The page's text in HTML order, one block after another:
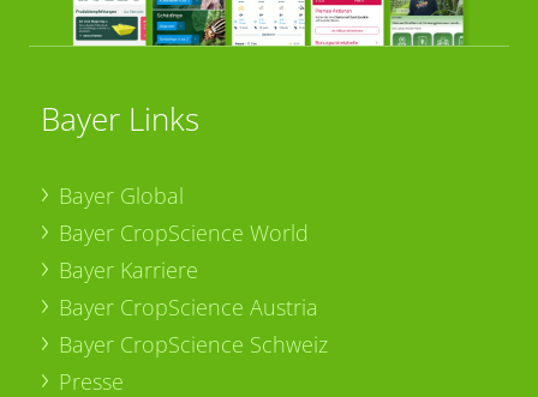
Bayer Links
Bayer Global
Bayer CropScience World
Bayer Karriere
Bayer CropScience Austria
Bayer CropScience Schweiz
Presse